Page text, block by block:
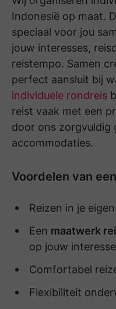
We hebben een
naar Bali en
geregeld en een
ter plaatse.
Wat een
gemaakte
verliep werkelijk
afgestemd; de
het wijzigen van
niet bleek te
gedaan om ons
Indonesië op maat.
speciaal voor jou
jouw interesses,
reistempo. Samen
perfect aansluit bij
individuele rondreis
reist vaak met een
door ons zorgvuldig
accommodaties.
Voordelen van
Reizen in je
Een maatwerk
op jouw
Comfortabel
Flexibiliteit